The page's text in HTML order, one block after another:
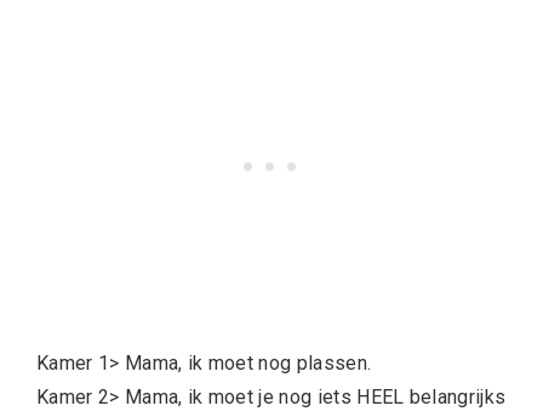
Kamer 1> Mama, ik moet nog plassen.
Kamer 2> Mama, ik moet je nog iets HEEL belangrijks